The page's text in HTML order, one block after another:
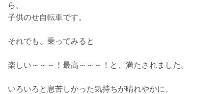
ら。
子供のせ自転車です。
それでも、乗ってみると
楽しい～～～！最高～～～！と、満たされました。
いろいろと息苦しかった気持ちが晴れやかに。